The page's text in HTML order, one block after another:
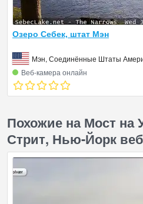
Озеро Себек, штат Мэн
Мэн, Соединённые Штаты
Веб‑камера онлайн
Похожие на Мост на
Стрит, Нью-Йорк